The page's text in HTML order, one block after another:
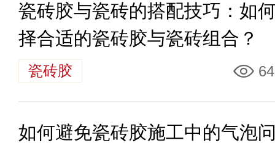
瓷砖胶与瓷砖的搭配技巧：如
择合适的瓷砖胶与瓷砖组合？
瓷砖胶 64
如何避免瓷砖胶施工中的气泡